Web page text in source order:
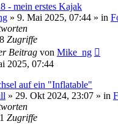
- mein erstes Kajak
» 9. Mai 2025, 07:44 » in
Zugriffe
Beitrag von Mike_ng
2025, 07:44
auf ein "Inflatable"
» 29. Okt 2024, 23:07 » in
Zugriffe